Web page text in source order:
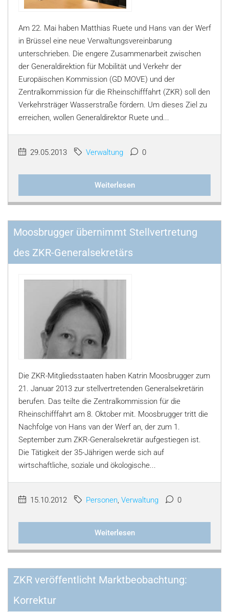
Am 22. Mai haben Matthias Ruete und Hans van der Werf
in Brüssel eine neue Verwaltungsvereinbarung
unterschrieben. Die engere Zusammenarbeit zwischen
der Generaldirektion für Mobilität und Verkehr der
Europäischen Kommission (GD MOVE) und der
Zentralkommission für die Rheinschifffahrt (ZKR) soll den
Verkehrsträger Wasserstraße fördern. Um dieses Ziel zu
erreichen, wollen Generaldirektor Ruete und...
29.05.2013 Verwaltung 0
Weiterlesen
Moosbrugger übernimmt Stellvertretung
des ZKR-Generalsekretärs
Die ZKR-Mitgliedsstaaten haben Katrin Moosbrugger zum
21. Januar 2013 zur stellvertretenden Generalsekretärin
berufen. Das teilte die Zentralkommission für die
Rheinschifffahrt am 8. Oktober mit. Moosbrugger tritt die
Nachfolge von Hans van der Werf an, der zum 1.
September zum ZKR-Generalsekretär aufgestiegen ist.
Die Tätigkeit der 35-Jährigen werde sich auf
wirtschaftliche, soziale und ökologische...
15.10.2012 Personen, Verwaltung 0
Weiterlesen
ZKR veröffentlicht Marktbeobachtung:
Korrektur